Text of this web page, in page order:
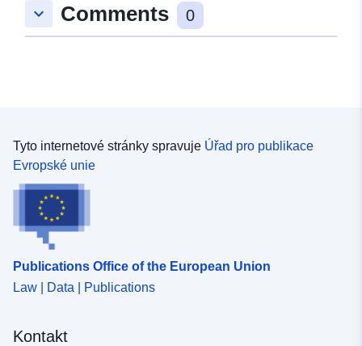
keyboard_arrow_down Comments 0
Tyto internetové stránky spravuje Úřad pro publikace
Evropské unie
Publications Office of the European Union
Law | Data | Publications
Kontakt